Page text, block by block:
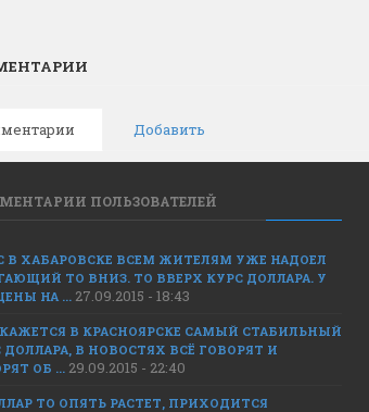
Добавить
ПОЛЬЗОВАТЕЛЕЙ
В ХАБАРОВСКЕ ВСЕМ ЖИТЕЛЯМ УЖЕ НАДОЕЛ
ТО ВНИЗ. ТО ВВЕРХ КУРС ДОЛЛАРА. У
НА ... 27.09.2015 - 18:43
В КРАСНОЯРСКЕ САМЫЙ СТАБИЛЬНЫЙ
ДОЛЛАРА, В НОВОСТЯХ ВСЁ ГОВОРЯТ И
ОБ ... 29.09.2015 - 22:40
ТО ОПЯТЬ РАСТЕТ, ПРИХОДИТСЯ